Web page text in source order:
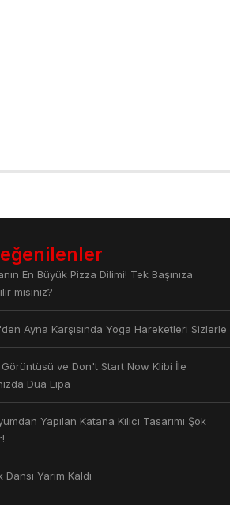
En Büyük Pizza Dilimi! Tek Başınıza
misiniz?
Ayna Karşısında Yoga Hareketleri Sizlerle
Görüntüsü ve Don't Start Now Klibi İle
Dua Lipa
Yapılan Katana Kılıcı Tasarımı Şok
Dansı Yarım Kaldı